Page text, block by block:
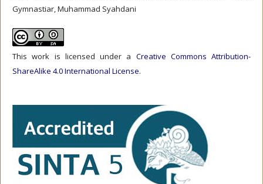
Gymnastiar, Muhammad Syahdani
This work is licensed under a Creative Commons Attribution-
ShareAlike 4.0 International License.